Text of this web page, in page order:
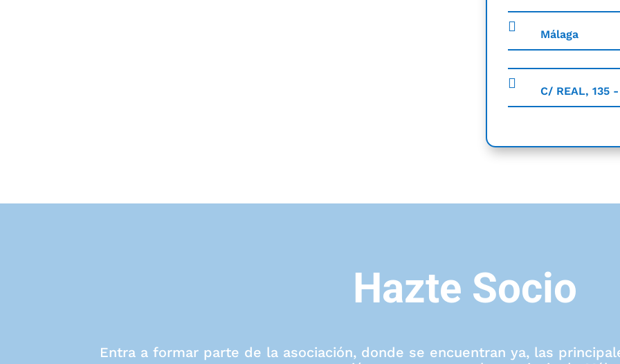
Málaga
C/ REAL, 135
Hazte Socio
Entra a formar parte de la asociación, donde se encuentran ya, las